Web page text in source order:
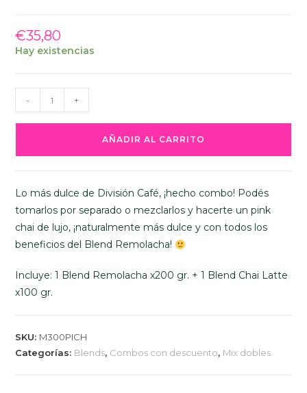
€35,80
Hay existencias
PINK
cantidad
- +
AÑADIR AL CARRITO
Lo más dulce de División Café, ¡hecho combo! Podés
tomarlos por separado o mezclarlos y hacerte un pink
chai de lujo, ¡naturalmente más dulce y con todos los
beneficios del Blend Remolacha!
Incluye: 1 Blend Remolacha x200 gr. + 1 Blend Chai Latte
x100 gr.
SKU: M300PICH
Categorías: Blends, Combos con descuento, Mix dobles